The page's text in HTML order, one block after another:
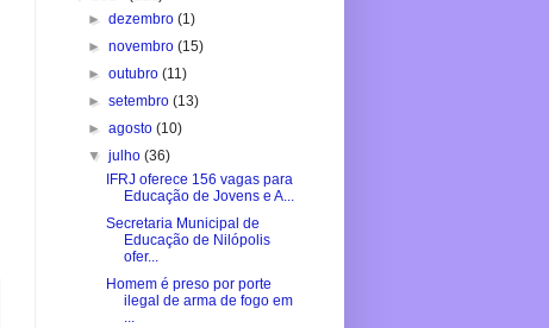
►dezembro(1)
►novembro(15)
►outubro(11)
►setembro(13)
►agosto(10)
▼julho(36)
IFRJ oferece 156 vagas para
Educação de Jovens e A...
Secretaria Municipal de
Educação de Nilópolis
ofer...
Homem é preso por porte
ilegal de arma de fogo em
...